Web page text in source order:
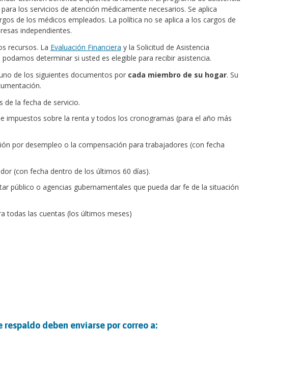
los servicios de atención médicamente necesarios. Se aplica
de los médicos empleados. La política no se aplica a los cargos de
independientes.
recursos. La Evaluación Financiera y la Solicitud de Asistencia
determinar si usted es elegible para recibir asistencia.
de los siguientes documentos porcada miembro de su hogar. Su
de la fecha de servicio.
impuestos sobre la renta y todos los cronogramas (para el año más
por desempleo o la compensación para trabajadores (con fecha
(con fecha dentro de los últimos 60 días).
público o agencias gubernamentales que pueda dar fe de la situación
todas las cuentas (los últimos meses)
deben enviarse por correo a: